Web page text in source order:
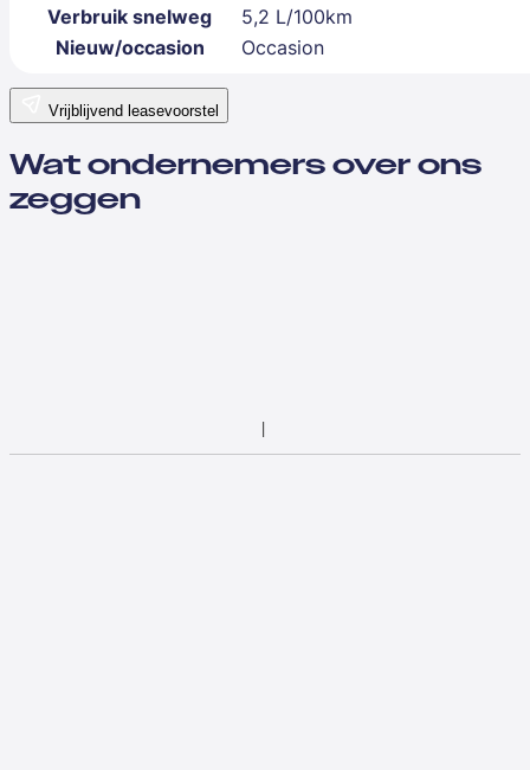
Verbruik snelweg
5,2 L/100km
Nieuw/occasion
Occasion
Vrijblijvend leasevoorstel
Wat ondernemers over ons
zeggen